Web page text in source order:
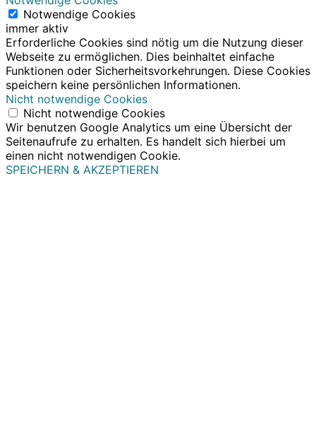
Notwendige Cookies
immer aktiv
Erforderliche Cookies sind nötig um die Nutzung dieser
Webseite zu ermöglichen. Dies beinhaltet einfache
Funktionen oder Sicherheitsvorkehrungen. Diese Cookies
speichern keine persönlichen Informationen.
Nicht notwendige Cookies
Nicht notwendige Cookies
Wir benutzen Google Analytics um eine Übersicht der
Seitenaufrufe zu erhalten. Es handelt sich hierbei um
einen nicht notwendigen Cookie.
SPEICHERN & AKZEPTIEREN